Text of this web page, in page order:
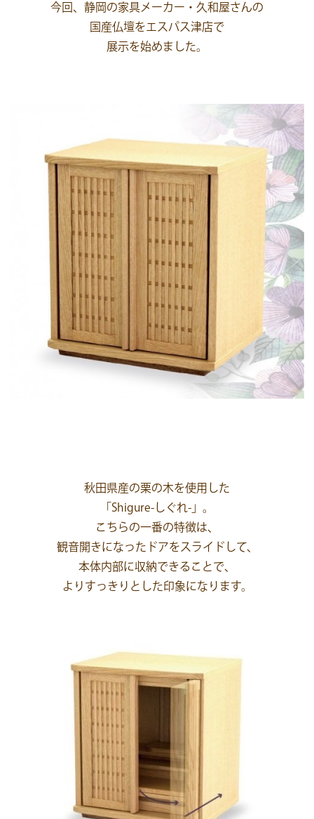
今回、静岡の家具メーカー・久和屋さんの
国産仏壇をエスパス津店で
展示を始めました。
秋田県産の栗の木を使用した
「Shigure-しぐれ-」。
こちらの一番の特徴は、
観音開きになったドアをスライドして、
本体内部に収納できることで、
よりすっきりとした印象になります。